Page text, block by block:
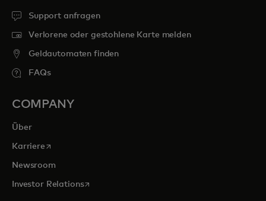
Support anfragen
Verlorene oder gestohlene Karte melden
Geldautomaten finden
FAQs
COMPANY
Über
Karrierewird in einer neuen Registerkarte geöffnet
Newsroom
Investor Relationswird in einer neuen Registerkarte geöffnet